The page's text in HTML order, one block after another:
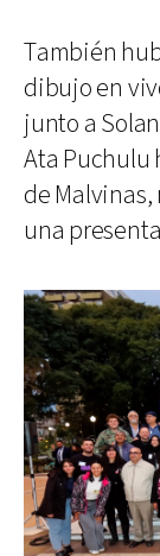
También
dibujo en
junto a
Ata Puchulu
de
una